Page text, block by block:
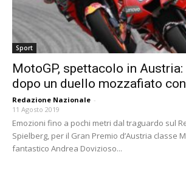
Sport
MotoGP, spettacolo in
dopo un duello mozzafiato
Redazione Nazionale -
11 Agosto 2019
Emozioni fino a pochi metri dal traguardo sul
Spielberg, per il Gran Premio d’Austria classe
fantastico Andrea Dovizioso...